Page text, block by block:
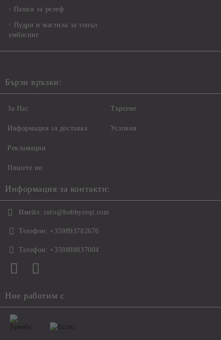
Папки за релеф
Пудри и мастила за топъл
ембосинг
Бързи връзки:
За Нас
Информация за доставка
Рекламации
Пишете ни
Търсене
Условия
Информация за контакти:
Имейл: info@hobbysvqt.com
Телефон: +359893782676
Телефон: +359888837004
Ние работим с